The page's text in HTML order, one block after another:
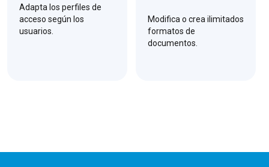
Adapta los perfiles de
acceso según los
usuarios.
Modifica o crea ilimitados
formatos de
documentos.